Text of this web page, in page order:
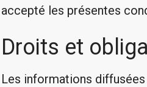
accepté les présentes
Droits et
Les informations